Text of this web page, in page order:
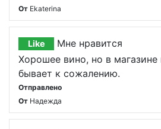
От Ekaterina
Like
Мне нравится
Хорошее вино, но в
бывает к сожалению.
Отправлено
От Надежда